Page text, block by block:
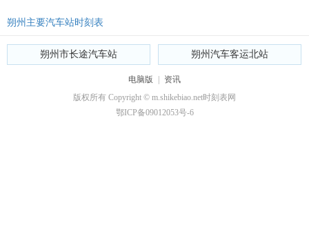
朔州主要汽车站时刻表
朔州市长途汽车站 朔州汽车客运北站
电脑版
资讯
版权所有 Copyright © m.shikebiao.net时刻表网
鄂ICP备09012053号-6